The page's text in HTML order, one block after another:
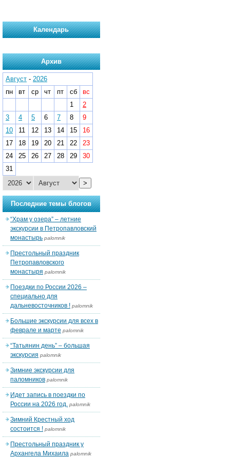
Календарь
Архив
Август - 2026
пн
вт ср чт пт сб
вс
1
2
3
4 5 6 7 8
9
10
11 12 13 14 15
16
17
18 19 20 21 22
23
24
25 26 27 28 29
30
31
>
Последние темы блогов
“Храм у озера” – летние
экскурсии в Петропавловский
монастырь palomnik
Престольный праздник
Петропавловского
монастыря palomnik
Поездки по России 2026 –
специально для
дальневосточников ! palomnik
Большие экскурсии для всех в
феврале и марте palomnik
“Татьянин день” – большая
экскурсия palomnik
Зимние экскурсии для
паломников palomnik
Идет запись в поездки по
России на 2026 год. palomnik
Зимний Крестный ход
состоится ! palomnik
Престольный праздник у
Архангела Михаила palomnik